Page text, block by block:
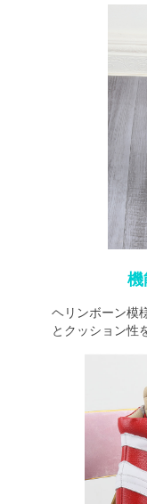
機
ヘリンボーン模
とクッション性